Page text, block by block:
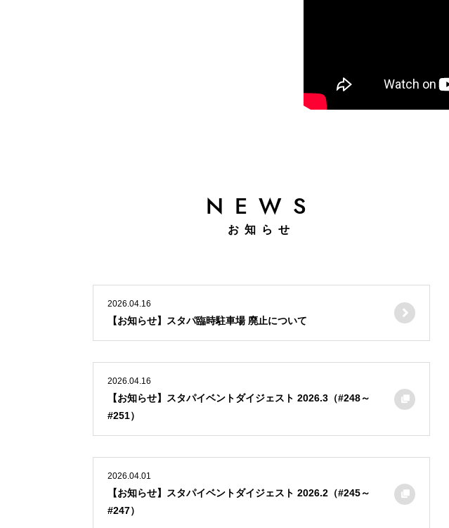
NEWS
お知らせ
2026.04.16
【お知らせ】スタパ臨時駐車場 廃止について
2026.04.16
【お知らせ】スタパイベントダイジェスト 2026.3（#248～
#251）
2026.04.01
【お知らせ】スタパイベントダイジェスト 2026.2（#245～
#247）